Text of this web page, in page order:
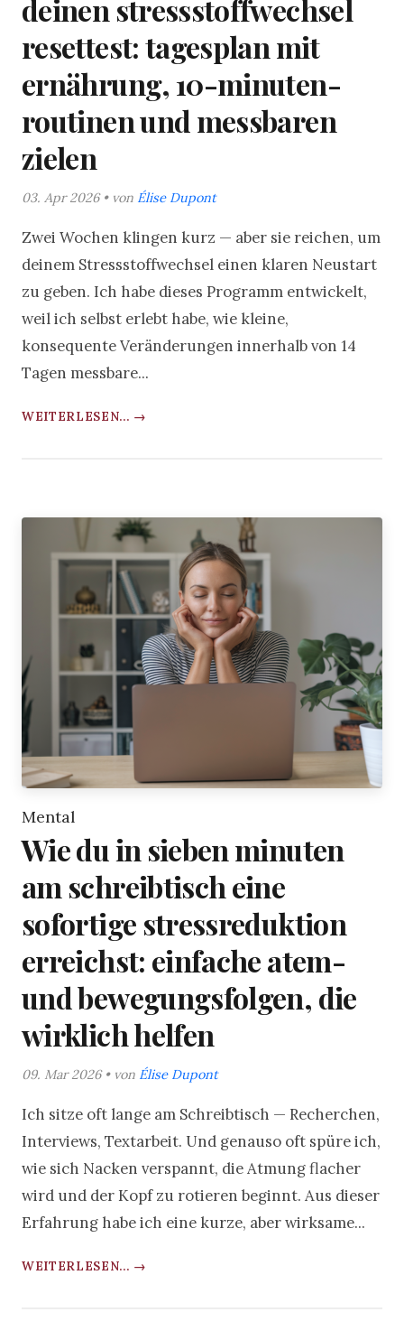
deinen stressstoffwechsel
resettest: tagesplan mit
ernährung, 10-minuten-
routinen und messbaren
zielen
03. Apr 2026 • von Élise Dupont
Zwei Wochen klingen kurz — aber sie reichen, um
deinem Stressstoffwechsel einen klaren Neustart
zu geben. Ich habe dieses Programm entwickelt,
weil ich selbst erlebt habe, wie kleine,
konsequente Veränderungen innerhalb von 14
Tagen messbare...
WEITERLESEN... →
Mental
Wie du in sieben minuten
am schreibtisch eine
sofortige stressreduktion
erreichst: einfache atem-
und bewegungsfolgen, die
wirklich helfen
09. Mar 2026 • von Élise Dupont
Ich sitze oft lange am Schreibtisch — Recherchen,
Interviews, Textarbeit. Und genauso oft spüre ich,
wie sich Nacken verspannt, die Atmung flacher
wird und der Kopf zu rotieren beginnt. Aus dieser
Erfahrung habe ich eine kurze, aber wirksame...
WEITERLESEN... →